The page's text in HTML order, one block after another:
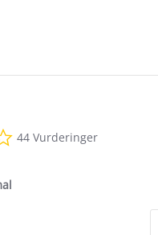
star
44 Vurderinger